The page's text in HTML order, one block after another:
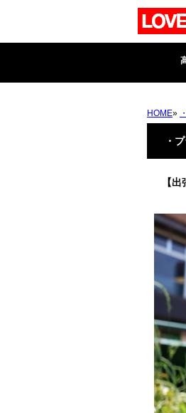
HOME»
・
【